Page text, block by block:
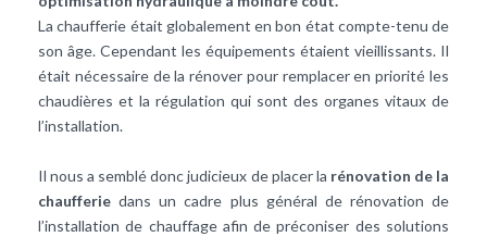
La chaufferie était globalement en bon état compte-tenu de
son âge. Cependant les équipements étaient vieillissants. Il
était nécessaire de la rénover pour remplacer en priorité les
chaudières et la régulation qui sont des organes vitaux de
l’installation.
Il nous a semblé donc judicieux de placer la rénovation de la
chaufferie dans un cadre plus général de rénovation de
l’installation de chauffage afin de préconiser des solutions